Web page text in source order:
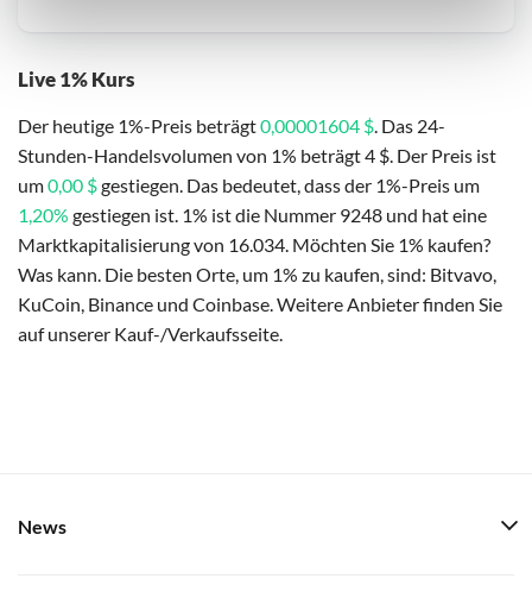
Live 1% Kurs
Der heutige 1%-Preis beträgt0,00001604 $. Das 24-
Stunden-Handelsvolumen von 1% beträgt 4 $. Der Preis ist
um0,00 $gestiegen. Das bedeutet, dass der 1%-Preis um
1,20% gestiegen ist. 1% ist die Nummer 9248 und hat eine
Marktkapitalisierung von 16.034. Möchten Sie 1% kaufen?
Was kann. Die besten Orte, um 1% zu kaufen, sind: Bitvavo,
KuCoin, Binance und Coinbase. Weitere Anbieter finden Sie
auf unserer Kauf-/Verkaufsseite.
News